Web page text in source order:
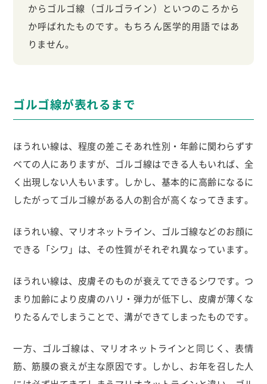
からゴルゴ線（ゴルゴライン）といつのころから
か呼ばれたものです。もちろん医学的用語ではあ
りません。
ゴルゴ線が表れるまで
ほうれい線は、程度の差こそあれ性別・年齢に関わらずす
べての人にありますが、ゴルゴ線はできる人もいれば、全
く出現しない人もいます。しかし、基本的に高齢になるに
したがってゴルゴ線がある人の割合が高くなってきます。
ほうれい線、マリオネットライン、ゴルゴ線などのお顔に
できる「シワ」は、その性質がそれぞれ異なっています。
ほうれい線は、皮膚そのものが衰えてできるシワです。つ
まり加齢により皮膚のハリ・弾力が低下し、皮膚が薄くな
りたるんでしまうことで、溝ができてしまったものです。
一方、ゴルゴ線は、マリオネットラインと同じく、表情
筋、筋膜の衰えが主な原因です。しかし、お年を召した人